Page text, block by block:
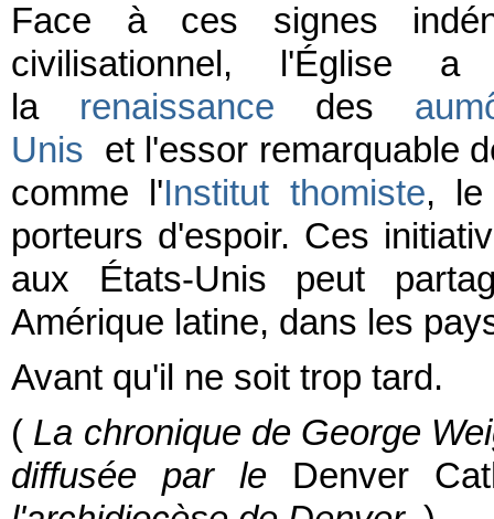
Face à ces signes
civilisationnel, l'Église
la renaissance des
Unis et l'essor remarquable
comme l'Institut thomiste,
porteurs d'espoir. Ces
aux États-Unis peut
Amérique latine, dans les
Avant qu'il ne soit trop tard.
( La chronique de George
diffusée par le Denver